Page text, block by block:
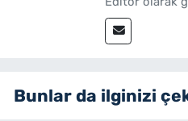
Bunlar da ilginizi